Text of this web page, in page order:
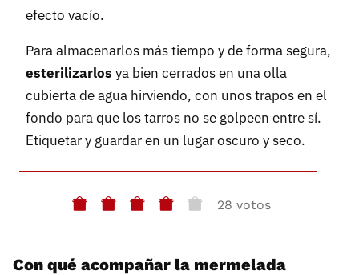
efecto vacío.
Para almacenarlos más tiempo y de forma segura,
esterilizarlos ya bien cerrados en una olla
cubierta de agua hirviendo, con unos trapos en el
fondo para que los tarros no se golpeen entre sí.
Etiquetar y guardar en un lugar oscuro y seco.
28 votos
Con qué acompañar la mermelada